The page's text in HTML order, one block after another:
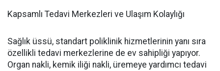
Kapsamlı Tedavi Merkezleri ve Ulaşım Kolaylığı
Sağlık üssü, standart poliklinik hizmetlerinin yanı sıra
özellikli tedavi merkezlerine de ev sahipliği yapıyor.
Organ nakli, kemik iliği nakli, üremeye yardımcı tedavi